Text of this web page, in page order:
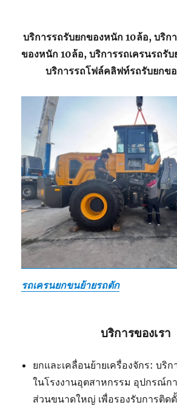
บริการรถรับยกของหนัก 10ล้อ, บริก
ของหนัก 10ล้อ, บริการรถเครนรถรั
บริการรถโฟล์คลิฟท์รถรับยกข
รถเครนยกขนย้ายรถตัก
บริการของเรา
ยกและเคลื่อนย้ายเครื่องจักร: บริก
ในโรงงานอุตสาหกรรม อุปกรณ์ก
ส่วนขนาดใหญ่ เพื่อรองรับการติด